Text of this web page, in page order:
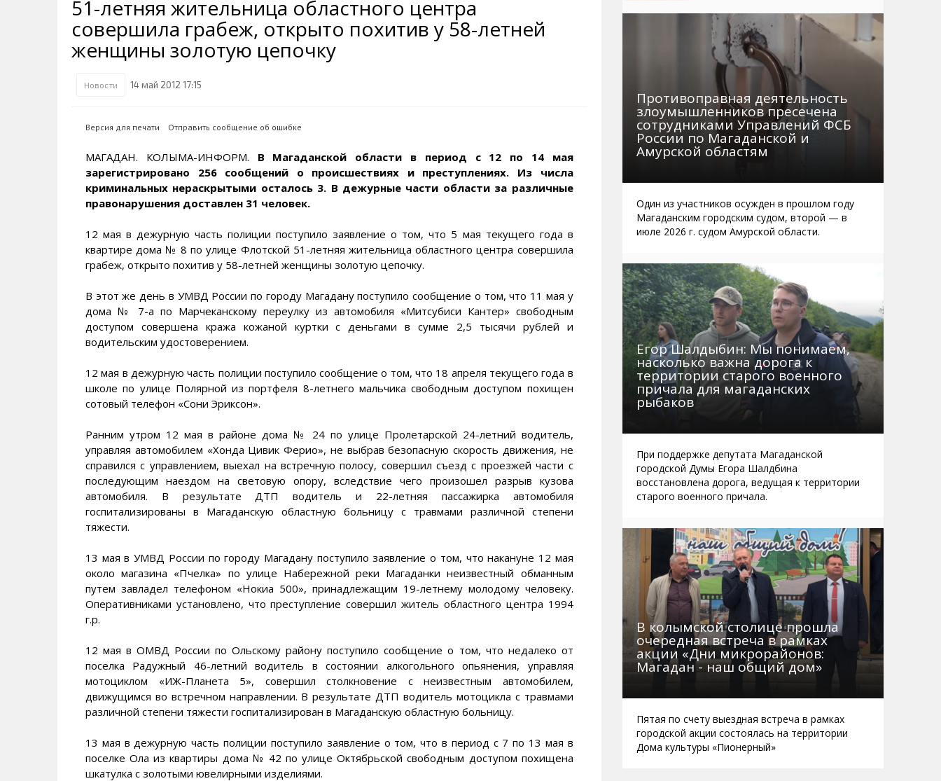
Транспортная инфраструктура
Их надо знать. Галерея славы
Колымы
Магадана и области
Интерактивная карта
Песни о Колыме
Хранители экрана. Заставки
3D районы города
Телефоны
Автобусы Магадан – Аэропорт
Таблица приливов отливов
Губернатор
Наркоте нет
Аэропорт Магадан
Полицейских не бить
Аварии ДТП
Кванториум
Визит
Благоустройство
Алименты
Косторезы Магадана
Интернет
Жилье
Не мусорить
Браконьеры
51-летняя жительница областного центра
совершила грабеж, открыто похитив у 58-летней
женщины золотую цепочку
Новости 14 май 2012 17:15
Версия для печати Отправить сообщение об ошибке
МАГАДАН. КОЛЫМА-ИНФОРМ. В Магаданской области в период с 12 по 14 мая
зарегистрировано 256 сообщений о происшествиях и преступлениях. Из числа
криминальных нераскрытыми осталось 3. В дежурные части области за различные
правонарушения доставлен 31 человек.
12 мая в дежурную часть полиции поступило заявление о том, что 5 мая текущего года в
квартире дома № 8 по улице Флотской 51-летняя жительница областного центра совершила
грабеж, открыто похитив у 58-летней женщины золотую цепочку.
В этот же день в УМВД России по городу Магадану поступило сообщение о том, что 11 мая у
дома № 7-а по Марчеканскому переулку из автомобиля «Митсубиси Кантер» свободным
доступом совершена кража кожаной куртки с деньгами в сумме 2,5 тысячи рублей и
водительским удостоверением.
12 мая в дежурную часть полиции поступило сообщение о том, что 18 апреля текущего года в
школе по улице Полярной из портфеля 8-летнего мальчика свободным доступом похищен
сотовый телефон «Сони Эриксон».
Ранним утром 12 мая в районе дома № 24 по улице Пролетарской 24-летний водитель,
управляя автомобилем «Хонда Цивик Ферио», не выбрав безопасную скорость движения, не
справился с управлением, выехал на встречную полосу, совершил съезд с проезжей части с
последующим наездом на световую опору, вследствие чего произошел разрыв кузова
автомобиля. В результате ДТП водитель и 22-летняя пассажирка автомобиля
госпитализированы в Магаданскую областную больницу с травмами различной степени
тяжести.
13 мая в УМВД России по городу Магадану поступило заявление о том, что накануне 12 мая
около магазина «Пчелка» по улице Набережной реки Магаданки неизвестный обманным
путем завладел телефоном «Нокиа 500», принадлежащим 19-летнему молодому человеку.
Оперативниками установлено, что преступление совершил житель областного центра 1994
г.р.
12 мая в ОМВД России по Ольскому району поступило сообщение о том, что недалеко от
поселка Радужный 46-летний водитель в состоянии алкогольного опьянения, управляя
мотоциклом «ИЖ-Планета 5», совершил столкновение с неизвестным автомобилем,
движущимся во встречном направлении. В результате ДТП водитель мотоцикла с травмами
различной степени тяжести госпитализирован в Магаданскую областную больницу.
13 мая в дежурную часть полиции поступило заявление о том, что в период с 7 по 13 мая в
поселке Ола из квартиры дома № 42 по улице Октябрьской свободным доступом похищена
шкатулка с золотыми ювелирными изделиями.
Противоправная деятельность
злоумышленников пресечена
сотрудниками Управлений ФСБ
России по Магаданской и
Амурской областям
Один из участников осужден в прошлом году
Магаданским городским судом, второй — в
июле 2026 г. судом Амурской области.
Егор Шалдыбин: Мы понимаем,
насколько важна дорога к
территории старого военного
причала для магаданских
рыбаков
При поддержке депутата Магаданской
городской Думы Егора Шалдбина
восстановлена дорога, ведущая к территории
старого военного причала.
В колымской столице прошла
очередная встреча в рамках
акции «Дни микрорайонов:
Магадан - наш общий дом»
Пятая по счету выездная встреча в рамках
городской акции состоялась на территории
Дома культуры «Пионерный»